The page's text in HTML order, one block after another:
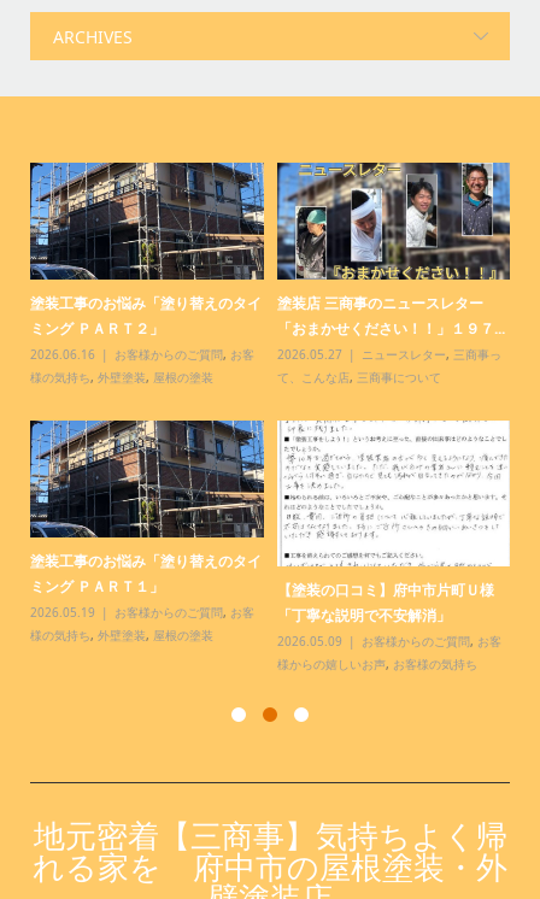
塗装工事のお悩み「塗り替えのタイ
ミング ＰＡＲＴ２」
2026.06.16 お客様からのご質問, お客
様の気持ち, 外壁塗装, 屋根の塗装
塗装店 三商事のニュースレター
「おまかせください！！」１９７...
2026.05.27 ニュースレター, 三商事っ
て、こんな店, 三商事について
塗装工事のお悩み「塗り替えのタイ
ミング ＰＡＲＴ１」
2026.05.19 お客様からのご質問, お客
様の気持ち, 外壁塗装, 屋根の塗装
【塗装の口コミ】府中市片町Ｕ様
「丁寧な説明で不安解消」
2026.05.09 お客様からのご質問, お客
様からの嬉しいお声, お客様の気持ち
地元密着【三商事】気持ちよく帰
れる家を 府中市の屋根塗装・外